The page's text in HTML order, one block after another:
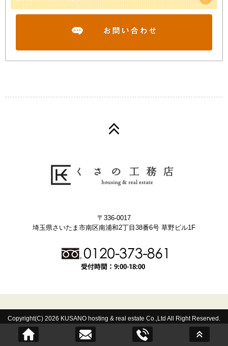
〒336-0017
埼玉県さいたま市南区南浦和2丁目38番6号 草野ビル1F
Copyright(C) 2026 KUSANO hosting & real estate Co.,Ltd All Right Reserved.